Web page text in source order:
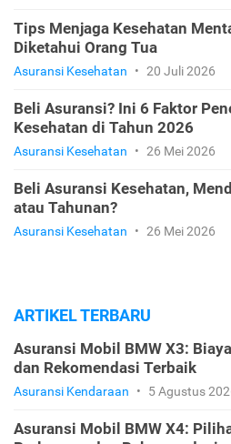
Tips Menjaga Kesehatan
Diketahui Orang Tua
Asuransi Kesehatan • 20 Juli 2026
Beli Asuransi? Ini 6 Faktor
Kesehatan di Tahun 2026
Asuransi Kesehatan • 26 Mei 2026
Beli Asuransi Kesehatan,
atau Tahunan?
Asuransi Kesehatan • 26 Mei 2026
ARTIKEL TERBARU
Asuransi Mobil BMW X3:
dan Rekomendasi Terbaik
Asuransi Kendaraan • 5 Agustus
Asuransi Mobil BMW X4: